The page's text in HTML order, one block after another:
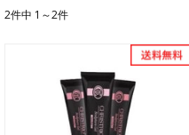
2件中 1～2件